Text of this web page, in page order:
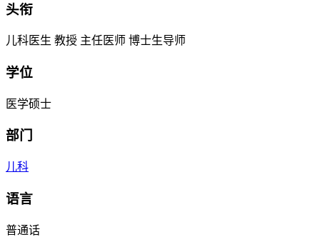
头衔
儿科医生 教授 主任医师 博士生导师
学位
医学硕士
部门
儿科
语言
普通话